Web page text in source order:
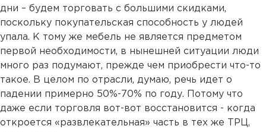
дни – будем торговать с большими скидками,
поскольку покупательская споcобность у людей
упала. К тому же мебель не является предметом
первой необходимости, в нынешней ситуации люди
много раз подумают, прежде чем приобрести что-то
такое. В целом по отрасли, думаю, речь идет о
падении примерно 50%-70% по году. Потому что
даже если торговля вот-вот восстановится - когда
откроется «развлекательная» часть в тех же ТРЦ,